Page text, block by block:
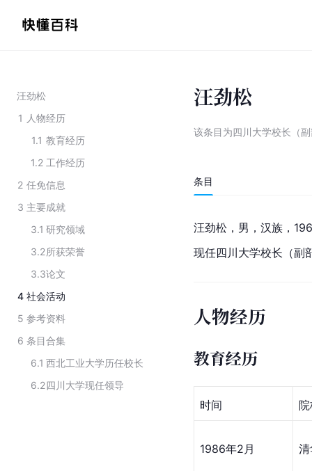
汪劲松
1 人物经历
1.1 教育经历
1.2 工作经历
2 任免信息
3 主要成就
3.1 研究领域
3.2所获荣誉
3.3论文
4 社会活动
5 参考资料
6 条目合集
6.1 西北工业大学历任校长
6.2四川大学现任领导
汪劲松
该条目为四川大学校长（
条目
汪劲松 ，男，汉族，
现任四川大学校长（副
人物经历
教育经历
时间
1986年2月